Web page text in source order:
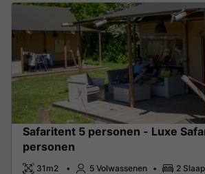
Safaritent 5 personen - Luxe
personen
31m2 5 Volwassenen
2